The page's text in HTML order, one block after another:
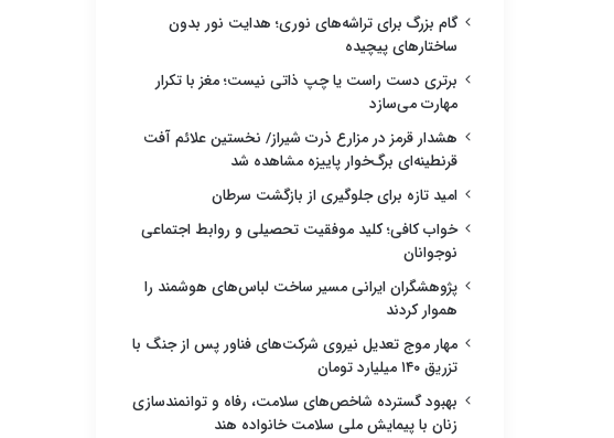
گام بزرگ برای تراشه‌های نوری؛ هدایت نور بدون
ساختارهای پیچیده
برتری دست راست یا چپ ذاتی نیست؛ مغز با تکرار
مهارت می‌سازد
هشدار قرمز در مزارع ذرت شیراز/ نخستین علائم آفت
قرنطینه‌ای برگ‌خوار پاییزه مشاهده شد
امید تازه برای جلوگیری از بازگشت سرطان
خواب کافی؛ کلید موفقیت تحصیلی و روابط اجتماعی
نوجوانان
پژوهشگران ایرانی مسیر ساخت لباس‌های هوشمند را
هموار کردند
مهار موج تعدیل نیروی شرکت‌های فناور پس از جنگ با
تزریق ۱۴۰ میلیارد تومان
بهبود گسترده شاخص‌های سلامت، رفاه و توانمندسازی
زنان با پیمایش ملی سلامت خانواده هند